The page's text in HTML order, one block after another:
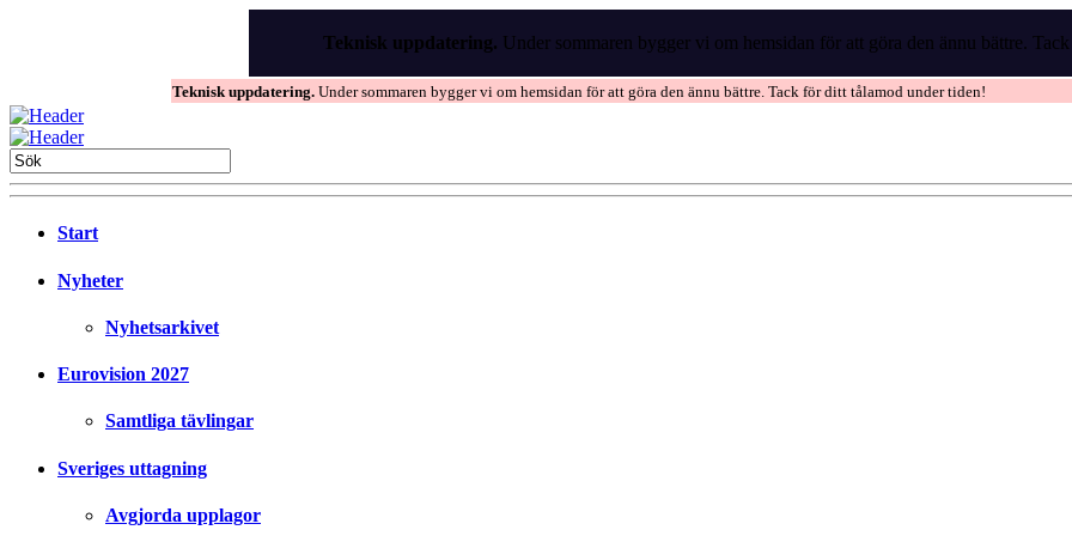
Teknisk uppdatering. Under sommaren bygger vi om hemsidan för att göra den ännu bättre.
Teknisk uppdatering. Under sommaren bygger vi om hemsidan för att göra den ännu bättre. Tack för ditt tålamod under tiden!
Start
Nyheter
Nyhetsarkivet
Eurovision 2027
Samtliga tävlingar
Sveriges uttagning
Avgjorda upplagor